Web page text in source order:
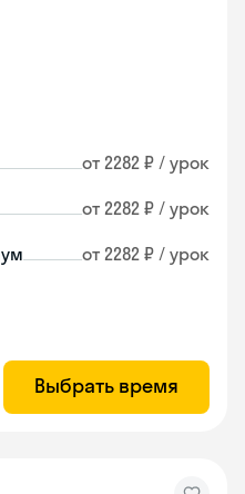
от 2282 ₽ / урок
от 2282 ₽ / урок
от 2282 ₽ / урок
Выбрать время